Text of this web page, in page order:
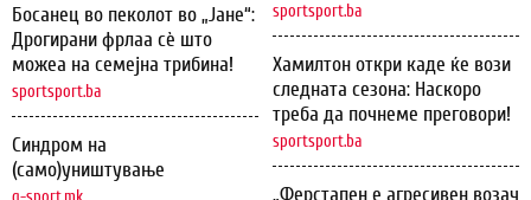
Босанец во пеколот во „Јане“:
Дрогирани фрлаа сѐ што
можеа на семејна трибина!
sportsport.ba
Синдром на
(само)уништување
sportsport.ba
Хамилтон откри каде ќе вози
следната сезона: Наскоро
треба да почнеме преговори!
sportsport.ba
„Ферстапен е агресивен возач